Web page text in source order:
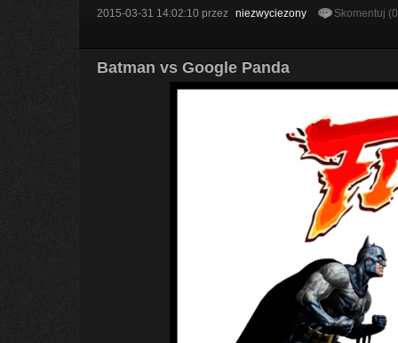
2015-03-31 14:02:10 przez niezwyciezony Skomentuj
Batman vs Google Panda